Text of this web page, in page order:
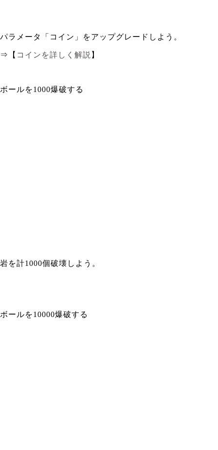
パラメータ「コイン」をアップグレードしよう。
⇒【 コインを詳しく解説 】
ボールを1000爆破する
岩を計1000個破壊しよう。
ボールを10000爆破する